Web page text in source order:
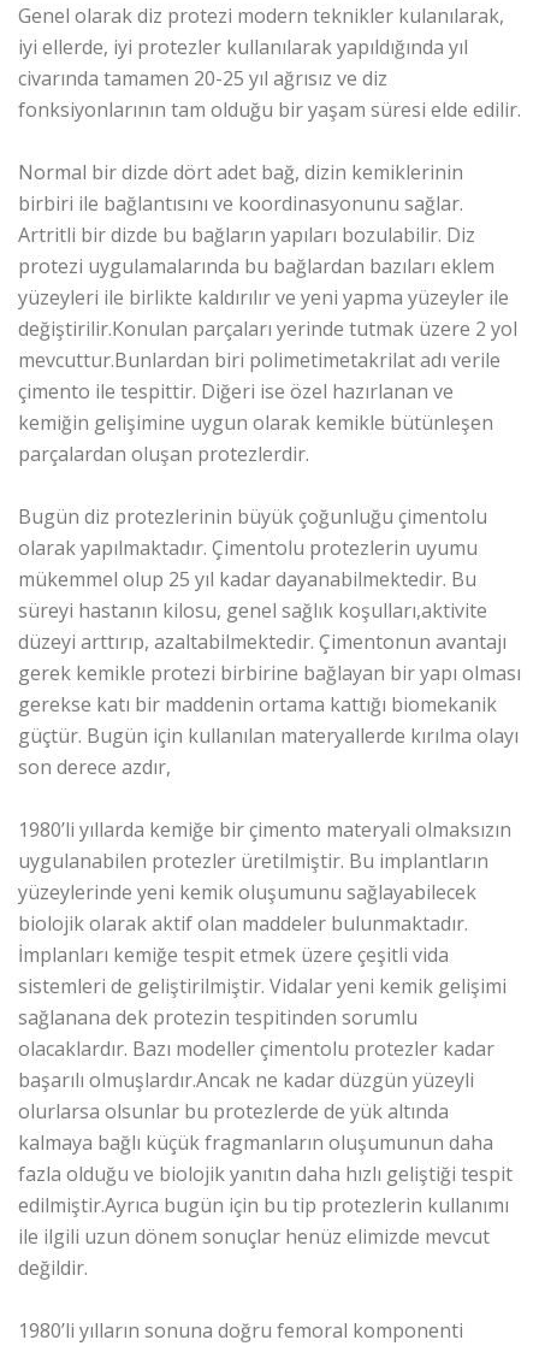
Genel olarak diz protezi modern teknikler kulanılarak,
iyi ellerde, iyi protezler kullanılarak yapıldığında yıl
civarında tamamen 20-25 yıl ağrısız ve diz
fonksiyonlarının tam olduğu bir yaşam süresi elde edilir.
Normal bir dizde dört adet bağ, dizin kemiklerinin
birbiri ile bağlantısını ve koordinasyonunu sağlar.
Artritli bir dizde bu bağların yapıları bozulabilir. Diz
protezi uygulamalarında bu bağlardan bazıları eklem
yüzeyleri ile birlikte kaldırılır ve yeni yapma yüzeyler ile
değiştirilir.Konulan parçaları yerinde tutmak üzere 2 yol
mevcuttur.Bunlardan biri polimetimetakrilat adı verile
çimento ile tespittir. Diğeri ise özel hazırlanan ve
kemiğin gelişimine uygun olarak kemikle bütünleşen
parçalardan oluşan protezlerdir.
Bugün diz protezlerinin büyük çoğunluğu çimentolu
olarak yapılmaktadır. Çimentolu protezlerin uyumu
mükemmel olup 25 yıl kadar dayanabilmektedir. Bu
süreyi hastanın kilosu, genel sağlık koşulları,aktivite
düzeyi arttırıp, azaltabilmektedir. Çimentonun avantajı
gerek kemikle protezi birbirine bağlayan bir yapı olması
gerekse katı bir maddenin ortama kattığı biomekanik
güçtür. Bugün için kullanılan materyallerde kırılma olayı
son derece azdır,
1980’li yıllarda kemiğe bir çimento materyali olmaksızın
uygulanabilen protezler üretilmiştir. Bu implantların
yüzeylerinde yeni kemik oluşumunu sağlayabilecek
biolojik olarak aktif olan maddeler bulunmaktadır.
İmplanları kemiğe tespit etmek üzere çeşitli vida
sistemleri de geliştirilmiştir. Vidalar yeni kemik gelişimi
sağlanana dek protezin tespitinden sorumlu
olacaklardır. Bazı modeller çimentolu protezler kadar
başarılı olmuşlardır.Ancak ne kadar düzgün yüzeyli
olurlarsa olsunlar bu protezlerde de yük altında
kalmaya bağlı küçük fragmanların oluşumunun daha
fazla olduğu ve biolojik yanıtın daha hızlı geliştiği tespit
edilmiştir.Ayrıca bugün için bu tip protezlerin kullanımı
ile ilgili uzun dönem sonuçlar henüz elimizde mevcut
değildir.
1980’li yılların sonuna doğru femoral komponenti